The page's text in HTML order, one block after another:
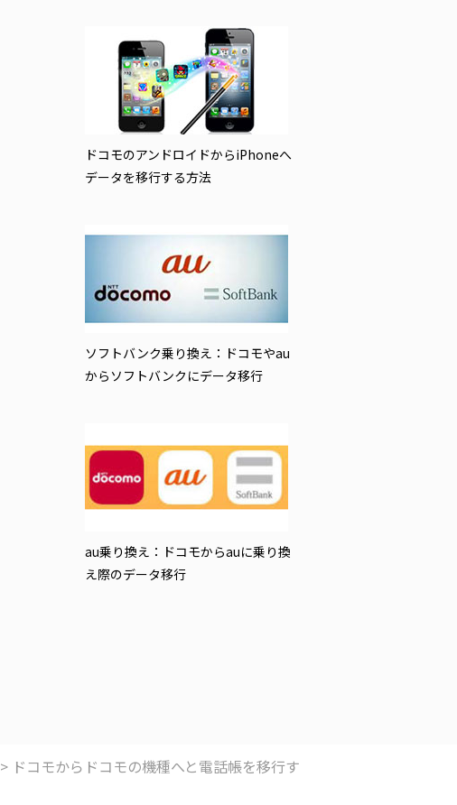
ドコモのアンドロイドからiPhoneへ
データを移行する方法
ソフトバンク乗り換え：ドコモやau
からソフトバンクにデータ移行
au乗り換え：ドコモからauに乗り換
え際のデータ移行
> ドコモからドコモの機種へと電話帳を移行す